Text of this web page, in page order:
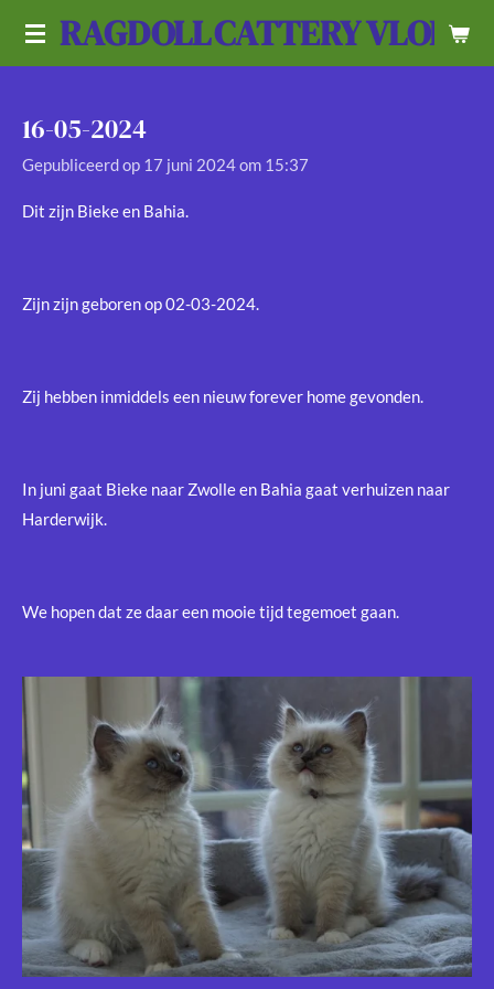
Ga
hoofdinhoud
RAGDOLLCATTERY
16-05-2024
Gepubliceerd op 17 juni 2024 om 15:37
Dit zijn Bieke en Bahia.
Zijn zijn geboren op 02-03-2024.
Zij hebben inmiddels een nieuw forever home gevonden.
In juni gaat Bieke naar Zwolle en Bahia gaat verhuizen naar
Harderwijk.
We hopen dat ze daar een mooie tijd tegemoet gaan.